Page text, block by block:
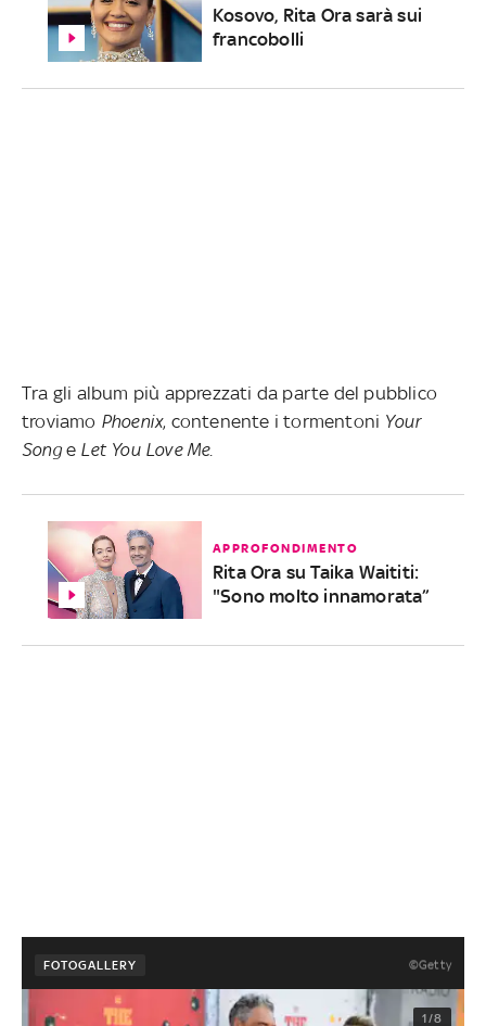
Kosovo, Rita Ora sarà sui
francobolli
Tra gli album più apprezzati da parte del pubblico
troviamo Phoenix, contenente i tormentoni Your
Songe Let You Love Me.
APPROFONDIMENTO
Rita Ora su Taika Waititi:
"Sono molto innamorata”
FOTOGALLERY ©Getty
1/8